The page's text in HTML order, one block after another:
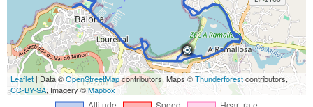
Leaflet | Data ©OpenStreetMapcontributors, Maps ©Thunderforestcontributors,
CC-BY-SA, Imagery ©Mapbox